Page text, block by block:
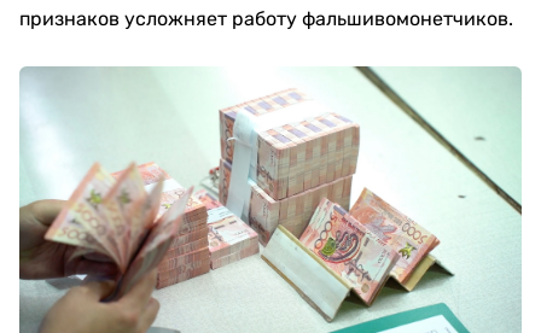
признаков усложняет работу фальшивомонетчиков.